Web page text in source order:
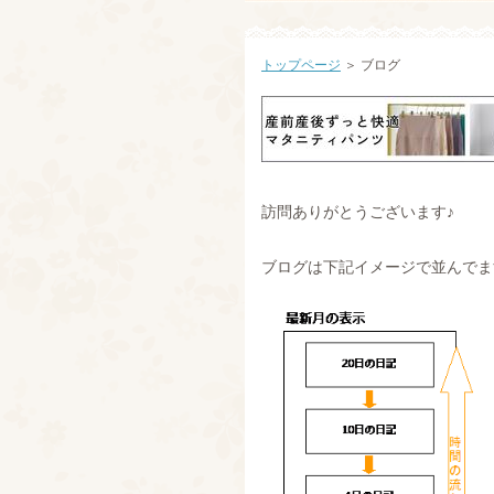
トップページ ＞ ブログ
訪問ありがとうございます♪
ブログは下記イメージで並んで